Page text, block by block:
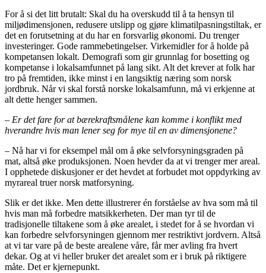
For å si det litt brutalt: Skal du ha overskudd til å ta hensyn til
miljødimensjonen, redusere utslipp og gjøre klimatilpasningstiltak, er
det en forutsetning at du har en forsvarlig økonomi. Du trenger
investeringer. Gode rammebetingelser. Virkemidler for å holde på
kompetansen lokalt. Demografi som gir grunnlag for bosetting og
kompetanse i lokalsamfunnet på lang sikt. Alt det krever at folk har
tro på fremtiden, ikke minst i en langsiktig næring som norsk
jordbruk. Når vi skal forstå norske lokalsamfunn, må vi erkjenne at
alt dette henger sammen.
– Er det fare for at bærekraftsmålene kan komme i konflikt med
hverandre hvis man lener seg for mye til en av dimensjonene?
– Nå har vi for eksempel mål om å øke selvforsyningsgraden på
mat, altså øke produksjonen. Noen hevder da at vi trenger mer areal.
I opphetede diskusjoner er det hevdet at forbudet mot oppdyrking av
myrareal truer norsk matforsyning.
Slik er det ikke. Men dette illustrerer én forståelse av hva som må til
hvis man må forbedre matsikkerheten. Der man tyr til de
tradisjonelle tiltakene som å øke arealet, i stedet for å se hvordan vi
kan forbedre selvforsyningen gjennom mer restriktivt jordvern. Altså
at vi tar vare på de beste arealene våre, får mer avling fra hvert
dekar. Og at vi heller bruker det arealet som er i bruk på riktigere
måte. Det er kjernepunkt.